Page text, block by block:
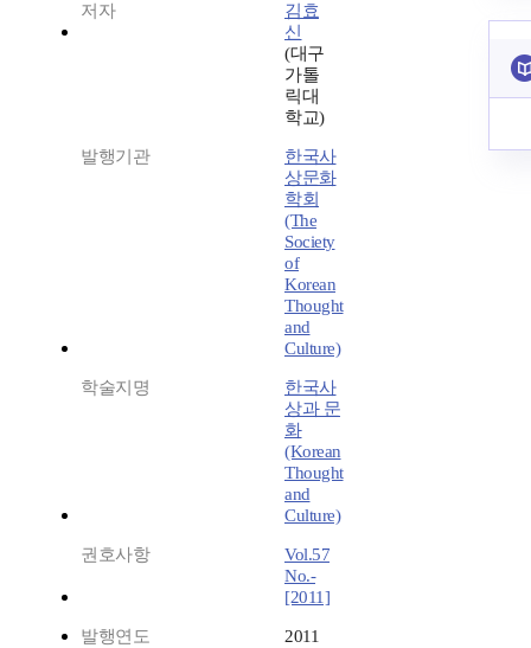
저자
김효
신
(대구
가톨
릭대
학교)
발행기관
한국사
상문화
학회
(The
Society
of
Korean
Thought
and
Culture)
학술지명
한국사
상과 문
화
(Korean
Thought
and
Culture)
권호사항
Vol.57
No.-
[2011]
발행연도 2011